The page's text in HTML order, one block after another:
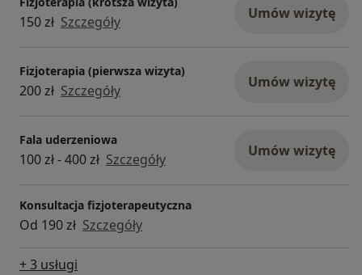
150 zł Szczegóły Umów wizytę
Fizjoterapia (pierwsza wizyta)
200 zł Szczegóły Umów wizytę
Fala uderzeniowa
100 zł - 400 zł Szczegóły Umów wizytę
Konsultacja fizjoterapeutyczna
Od 190 zł Szczegóły
+ 3 usługi